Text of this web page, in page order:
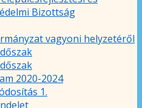
Bizottság
vagyoni helyzetéről
2020-2024
1.